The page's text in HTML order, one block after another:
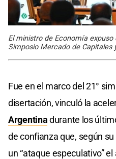
El ministro de Economía
Simposio Mercado de Capitales
Fue en el marco del 21°
disertación, vinculó la
Argentinadurante los
de confianza que, según
un “ataque especulativo”